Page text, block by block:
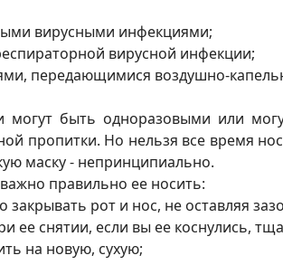
вирусными инфекциями;
вирусной инфекции;
передающимися воздушно-
быть одноразовыми или
пропитки. Но нельзя все время
маску - непринципиально.
правильно ее носить:
рот и нос, не оставляя
ее снятии, если вы ее коснулись,
на новую, сухую;